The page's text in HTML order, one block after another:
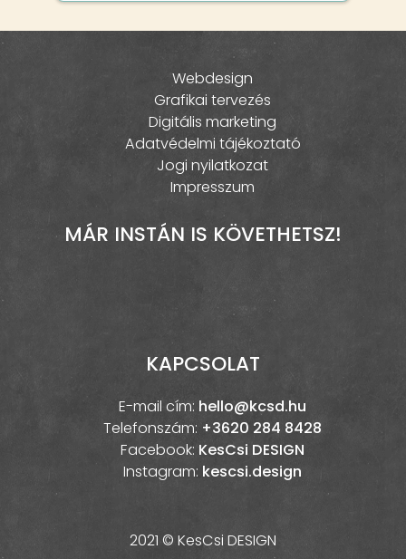
Webdesign
Grafikai tervezés
Digitális marketing
Adatvédelmi tájékoztató
Jogi nyilatkozat
Impresszum
MÁR INSTÁN IS KÖVETHETSZ!
KAPCSOLAT
E-mail cím: hello@kcsd.hu
Telefonszám: +3620 284 8428
Facebook: KesCsi DESIGN
Instagram: kescsi.design
2021 © KesCsi DESIGN